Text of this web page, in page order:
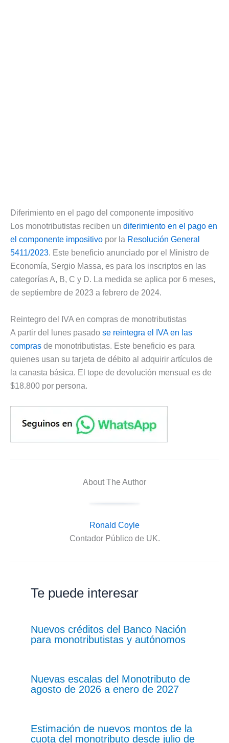
Diferimiento en el pago del componente impositivo
Los monotributistas reciben un diferimiento en el pago en
el componente impositivo por la Resolución General
5411/2023. Este beneficio anunciado por el Ministro de
Economía, Sergio Massa, es para los inscriptos en las
categorías A, B, C y D. La medida se aplica por 6 meses,
de septiembre de 2023 a febrero de 2024.
Reintegro del IVA en compras de monotributistas
A partir del lunes pasado se reintegra el IVA en las
compras de monotributistas. Este beneficio es para
quienes usan su tarjeta de débito al adquirir artículos de
la canasta básica. El tope de devolución mensual es de
$18.800 por persona.
About The Author
Ronald Coyle
Contador Público de UK.
Te puede interesar
Nuevos créditos del Banco Nación
para monotributistas y autónomos
Nuevas escalas del Monotributo de
agosto de 2026 a enero de 2027
Estimación de nuevos montos de la
cuota del monotributo desde julio de